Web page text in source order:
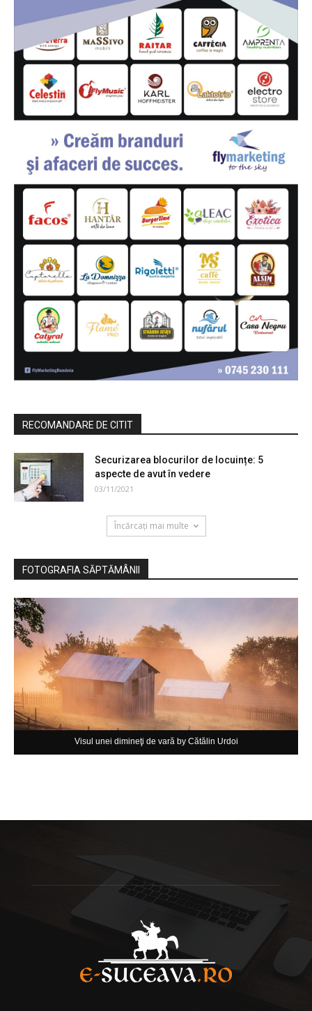
RECOMANDARE DE CITIT
Securizarea blocurilor de locuințe: 5
aspecte de avut în vedere
03/11/2021
Încărcați mai multe
FOTOGRAFIA SĂPTĂMÂNII
Visul unei dimineţi de vară by Cătălin Urdoi